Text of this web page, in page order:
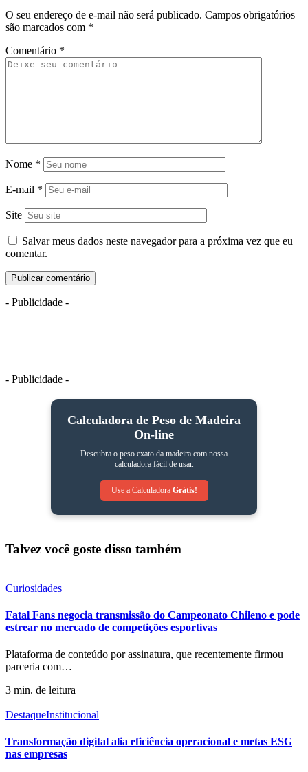
O seu endereço de e-mail não será publicado. Campos obrigatórios
são marcados com *
Comentário *
Nome *
E-mail *
Site
Salvar meus dados neste navegador para a próxima vez que eu
comentar.
- Publicidade -
- Publicidade -
Calculadora de Peso de Madeira
On-line
Descubra o peso exato da madeira com nossa
calculadora fácil de usar.
Use a Calculadora Grátis!
Talvez você goste disso também
Curiosidades
Fatal Fans negocia transmissão do Campeonato Chileno e pode
estrear no mercado de competições esportivas
Plataforma de conteúdo por assinatura, que recentemente firmou
parceria com…
3 min. de leitura
DestaqueInstitucional
Transformação digital alia eficiência operacional e metas ESG
nas empresas